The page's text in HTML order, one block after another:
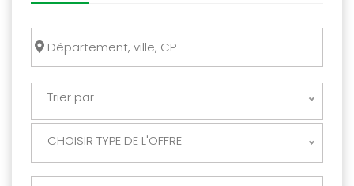
Trier par
CHOISIR TYPE DE L'OFFRE